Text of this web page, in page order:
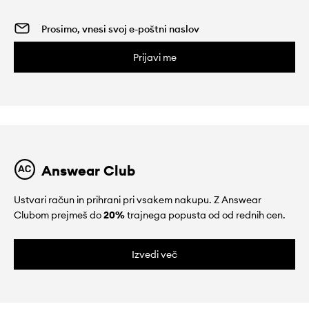
Prijavi me
Answear Club
Ustvari račun in prihrani pri vsakem nakupu. Z Answear
Clubom prejmeš do20%trajnega popusta od od rednih cen.
Izvedi več